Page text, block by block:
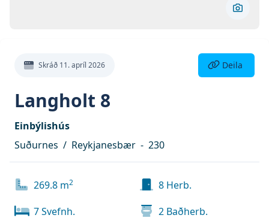
Skoða
Skráð 11. apríl 2026 Deila eign
Deila
Langholt 8
Einbýlishús
Suðurnes / Reykjanesbær - 230
269.8 m2 8 Herb.
7Svefnh. 2 Baðherb.